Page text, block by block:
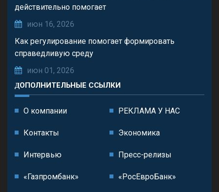
действительно помогает
июн 16, 2026
Как регулирование помогает формировать
справедливую среду
июн 01, 2026
ДОПОЛНИТЕЛЬНЫЕ ССЫЛКИ
О компании РЕКЛАМА У НАС
Контакты Экономика
Интервью Пресс-релизы
«Газпромбанк» «РосЕвроБанк»